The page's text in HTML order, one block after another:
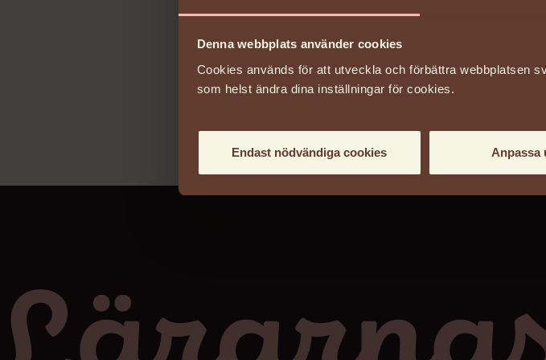
Denna webbplats använder cookies
Cookies används för att utveckla och förbättra webbplatsen
som helst ändra dina inställningar för cookies.
Endast nödvändiga cookies Anpassa
Arkivreferens
404/B2C:1:24
Arkivägare
Stiftelsen SAF (Stiftelsen Sveriges
TAM-Arkiv